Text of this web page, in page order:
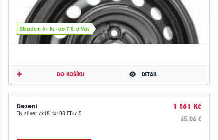
Skladem 4+ ks - do 7.8. u Vás
DO KOŠÍKU DETAIL
Dezent
TN silver 7x18 4x108 ET47.5
1 561 Kč
65.06 €